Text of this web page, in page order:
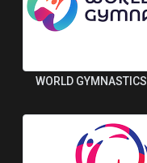
WORLD GYMNASTICS